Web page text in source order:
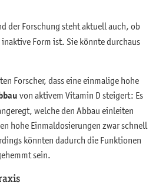
der Forschung steht aktuell auch, ob
Form ist. Sie könnte durchaus
Forscher, dass eine einmalige hohe
von aktivem Vitamin D steigert: Es
welche den Abbau einleiten
hohe Einmaldosierungen zwar schnell
könnten dadurch die Funktionen
sein.